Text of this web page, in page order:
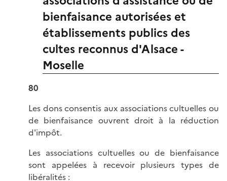
bienfaisance autorisées et
établissements publics des
cultes reconnus d'Alsace -
Moselle
80
Les dons consentis aux associations cultuelles ou
de bienfaisance ouvrent droit à la réduction
d'impôt.
Les associations cultuelles ou de bienfaisance
sont appelées à recevoir plusieurs types de
libéralités :